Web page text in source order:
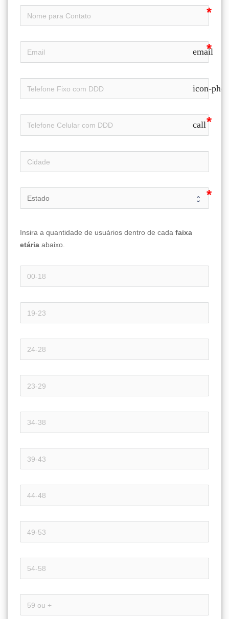
email
icon-
call
Insira a quantidade de usuários dentro de cada faixa
etária abaixo.